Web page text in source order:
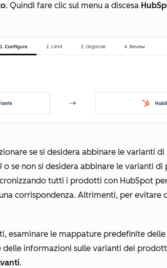
. Quindi fare clic sul menu a discesa
se si desidera abbinare le varianti
o se non si desidera abbinare le varianti
tutti i prodotti con HubSpot
corrispondenza. Altrimenti, per evitare
, esaminare le mappature predefinite
delle informazioni sulle varianti dei
.